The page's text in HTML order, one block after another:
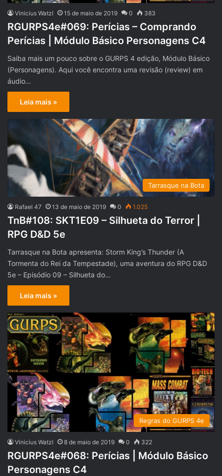
Vinicius Watzl 15 de maio de 2019 0 383
RGURPS4e#069: Perícias – Comprando
Perícias | Módulo Básico Personagens C4
Saiba mais um pouco sobre o GURPS 4 edição, Módulo Básico
(Personagens). Aqui você encontra uma revisão (review) em
áudio…
Leia mais »
Tarrasque na Bota
Rafael 47 13 de maio de 2019 0 1.025
TnB#108: SKT1E09 – Silhueta do Terror |
RPG D&D 5e
Tarrasque na Bota apresenta: Storm King’s Thunder (A
Tormenta do Rei da Tempestade), uma aventura do RPG D&D
5e – Episódio 09 – Silhueta do…
Leia mais »
Regras do GURPS 4e
Vinicius Watzl 8 de maio de 2019 0 322
RGURPS4e#068: Perícias | Módulo Básico
Personagens C4